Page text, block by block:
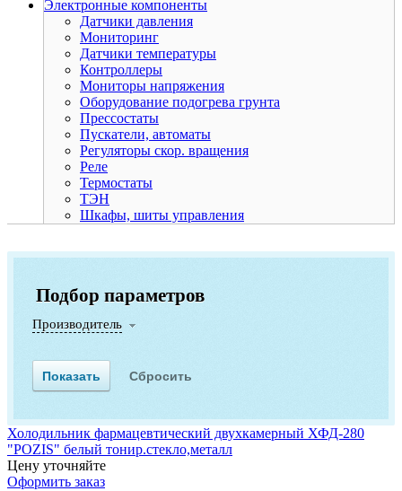
Электронные компоненты
Датчики давления
Мониторинг
Датчики температуры
Контроллеры
Мониторы напряжения
Оборудование подогрева грунта
Прессостаты
Пускатели, автоматы
Регуляторы скор. вращения
Реле
Термостаты
ТЭН
Шкафы, шиты управления
Подбор параметров
Производитель
Холодильник фармацевтический двухкамерный ХФД-280
"POZIS" белый тонир.стекло,металл
Цену уточняйте
Оформить заказ